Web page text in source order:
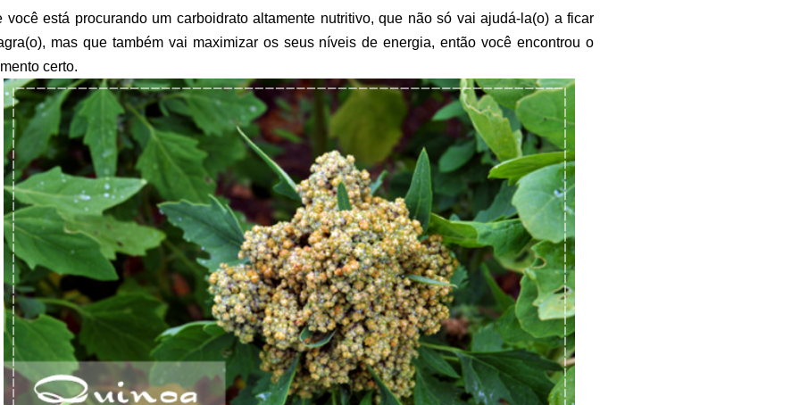
você está procurando um carboidrato altamente nutritivo, que não só vai ajudá-la(o) a ficar
mas que também vai maximizar os seus níveis de energia, então você encontrou o
certo.